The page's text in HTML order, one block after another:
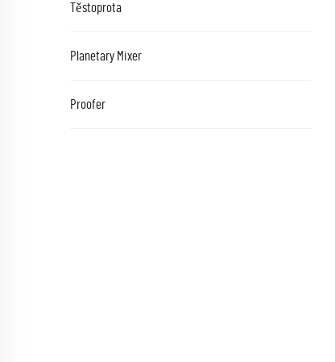
Těstoprota
Planetary Mixer
Proofer